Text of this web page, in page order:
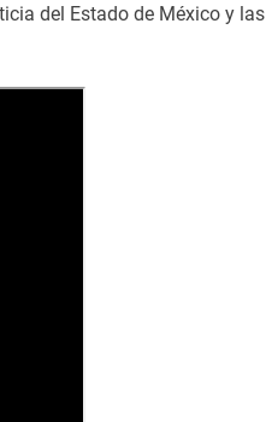
del Estado de México y las